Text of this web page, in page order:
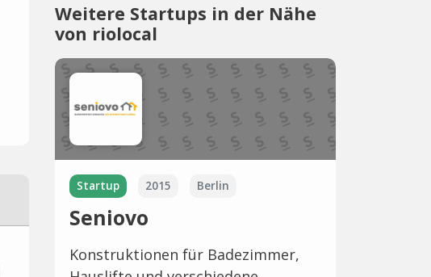
Weitere Startups in der Nähe
von riolocal
Startup 2015 Berlin
Seniovo
Konstruktionen für Badezimmer,